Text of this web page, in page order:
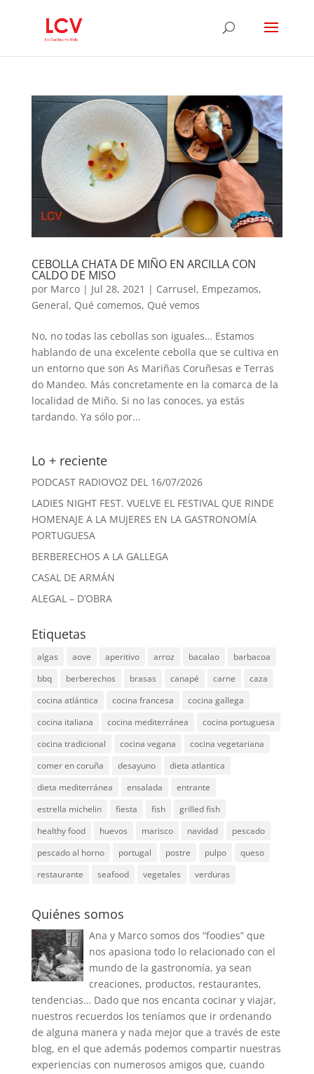
CEBOLLA CHATA DE MIÑO EN ARCILLA CON
CALDO DE MISO
por Marco| Jul 28, 2021 | Carrusel, Empezamos,
General, Qué comemos, Qué vemos
No, no todas las cebollas son iguales… Estamos
hablando de una excelente cebolla que se cultiva en
un entorno que son As Mariñas Coruñesas e Terras
do Mandeo. Más concretamente en la comarca de la
localidad de Miño. Si no las conoces, ya estás
tardando. Ya sólo por...
Lo + reciente
PODCAST RADIOVOZ DEL 16/07/2026
LADIES NIGHT FEST. VUELVE EL FESTIVAL QUE RINDE
HOMENAJE A LA MUJERES EN LA GASTRONOMÍA
PORTUGUESA
BERBERECHOS A LA GALLEGA
CASAL DE ARMÁN
ALEGAL – D’OBRA
Etiquetas
algas aove aperitivo arroz bacalao
barbacoa
bbq
berberechos brasas canapé carne
caza
cocina atlántica
cocina francesa
cocina gallega
cocina italiana
cocina mediterránea
cocina portuguesa
cocina tradicional
cocina vegana
cocina vegetariana
comer en coruña
desayuno
dieta atlantica
dieta mediterránea
ensalada
entrante
estrella michelin
fiesta fish
grilled fish
healthy food
huevos marisco navidad
pescado
pescado al horno
portugal postre pulpo
queso
restaurante
seafood vegetales verduras
Quiénes somos
Ana y Marco somos dos “foodies” que
nos apasiona todo lo relacionado con el
mundo de la gastronomía, ya sean
creaciones, productos, restaurantes,
tendencias… Dado que nos encanta cocinar y viajar,
nuestros recuerdos los teníamos que ir ordenando
de alguna manera y nada mejor que a través de este
blog, en el que además podemos compartir nuestras
experiencias con numerosos amigos que, cuando